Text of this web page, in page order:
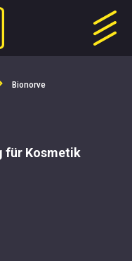
Bionorve
für Kosmetik